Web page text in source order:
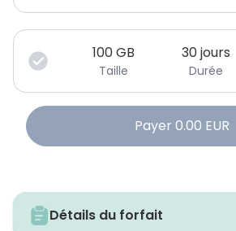
100GB
Taille
30 jours
Durée
Payer 0.00 EUR
Détails du forfait